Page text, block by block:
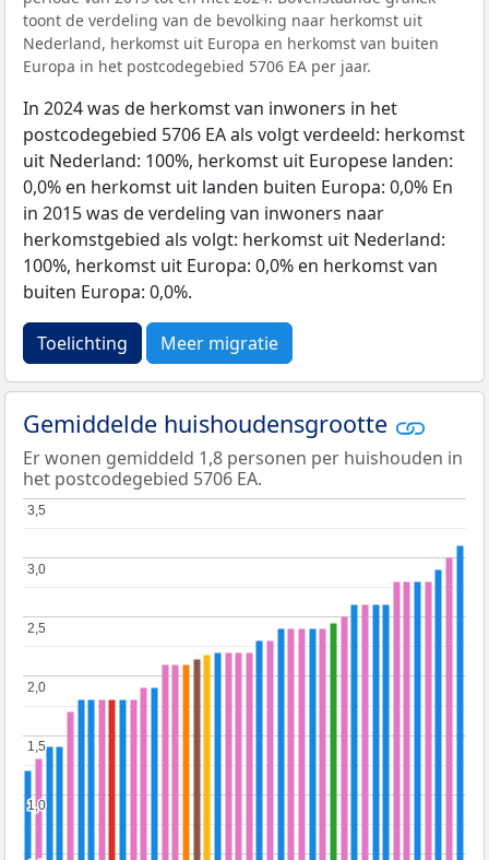
toont de verdeling van de bevolking naar herkomst uit
Nederland, herkomst uit Europa en herkomst van buiten
Europa in het postcodegebied 5706 EA per jaar.
In 2024 was de herkomst van inwoners in het
postcodegebied 5706 EA als volgt verdeeld: herkomst
uit Nederland: 100%, herkomst uit Europese landen:
0,0% en herkomst uit landen buiten Europa: 0,0% En
in 2015 was de verdeling van inwoners naar
herkomstgebied als volgt: herkomst uit Nederland:
100%, herkomst uit Europa: 0,0% en herkomst van
buiten Europa: 0,0%.
Toelichting Meer migratie
Gemiddelde huishoudensgrootte
Er wonen gemiddeld 1,8 personen per huishouden in
het postcodegebied 5706 EA.
1,0
1,0
1,5
1,5
2,0
2,0
2,5
2,5
3,0
3,0
3,5
3,5